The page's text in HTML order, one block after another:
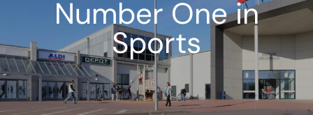
Number One in
Sports